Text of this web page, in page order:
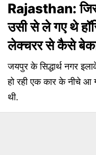
Rajasthan:
उसी से ले गए थे
लेक्चरर से कैसे
जयपुर के सिद्धार्थ नगर
हो रही एक कार के नीचे आ
थी.